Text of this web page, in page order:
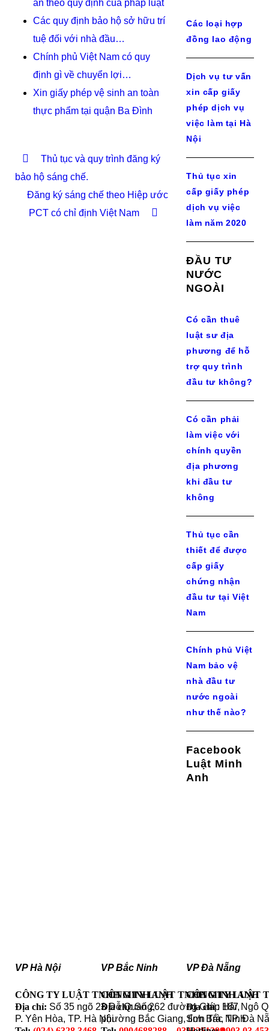
án theo quy định của pháp luật
Các quy định bảo hộ sở hữu trí
tuệ đối với nhà đầu…
Chính phủ Việt Nam có quy
định gì về chuyển lợi…
Xin giấy phép vệ sinh an toàn
thực phẩm tại quận Ba Đình
Thủ tục và quy trình đăng ký
bảo hộ sáng chế.
Đăng ký sáng chế theo Hiệp ước
PCT có chỉ định Việt Nam
Các loại hợp
đồng lao động
Dịch vụ tư vấn
xin cấp giấy
phép dịch vụ
việc làm tại Hà
Nội
Thủ tục xin
cấp giấy phép
dịch vụ việc
làm năm 2020
ĐẦU TƯ
NƯỚC
NGOÀI
Có cần thuê
luật sư địa
phương để hỗ
trợ quy trình
đầu tư không?
Có cần phải
làm việc với
chính quyền
địa phương
khi đầu tư
không
Thủ tục cần
thiết để được
cấp giấy
chứng nhận
đầu tư tại Việt
Nam
Chính phủ Việt
Nam bảo vệ
nhà đầu tư
nước ngoài
như thế nào?
Facebook
Luật Minh
Anh
VP Hà Nội
CÔNG TY LUẬT TNHH MINH ANH
Địa chỉ: Số 35 ngõ 23 Đỗ Quang,
P. Yên Hòa, TP. Hà Nội
VP Bắc Ninh
CÔNG TY LUẬT TNHH MINH ANH
Địa chỉ: Số 262 đường Giáp Hải,
phường Bắc Giang, tỉnh Bắc Ninh
VP Đà Nẵng
CÔNG TY LUẬT
Địa chỉ: 187 Ngô
Sơn Trà, TP. Đà